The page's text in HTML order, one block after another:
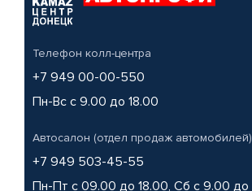
Телефон колл-центра
+7 949 00-00-550
Пн-Вс с 9.00 до 18.00
Автосалон (отдел продаж автомобилей)
+7 949 503-45-55
Пн-Пт с 09.00 до 18.00, Сб с 9.00 до